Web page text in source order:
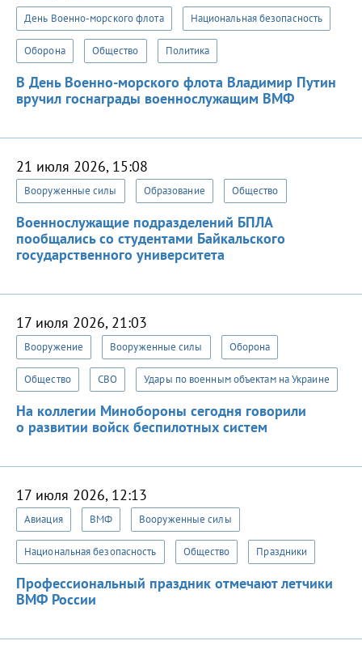
День Военно-морского флота Национальная безопасность
Оборона Общество Политика
В День Военно-морского флота Владимир Путин
вручил госнаграды военнослужащим ВМФ
21 июля 2026, 15:08
Вооруженные силы Образование Общество
Военнослужащие подразделений БПЛА
пообщались со студентами Байкальского
государственного университета
17 июля 2026, 21:03
Вооружение Вооруженные силы Оборона
Общество СВО Удары по военным объектам на Украине
На коллегии Минобороны сегодня говорили
о развитии войск беспилотных систем
17 июля 2026, 12:13
Авиация ВМФ Вооруженные силы
Национальная безопасность Общество Праздники
Профессиональный праздник отмечают летчики
ВМФ России